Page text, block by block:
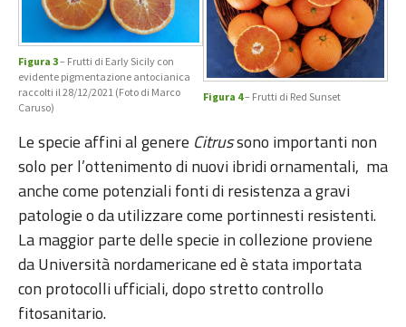
Figura 3– Frutti di Early Sicily con
evidente pigmentazione antocianica
raccolti il 28/12/2021 (Foto di Marco
Caruso)
Figura 4– Frutti di Red Sunset
Le specie affini al genere Citrussono importanti non
solo per l’ottenimento di nuovi ibridi ornamentali, ma
anche come potenziali fonti di resistenza a gravi
patologie o da utilizzare come portinnesti resistenti.
La maggior parte delle specie in collezione proviene
da Università nordamericane ed è stata importata
con protocolli ufficiali, dopo stretto controllo
fitosanitario.